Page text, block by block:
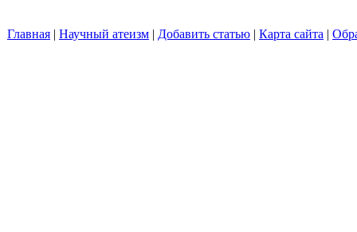
Главная | Научный атеизм | Добавить статью | Карта сайта |